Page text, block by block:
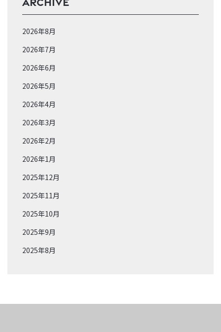
2026年8月
2026年7月
2026年6月
2026年5月
2026年4月
2026年3月
2026年2月
2026年1月
2025年12月
2025年11月
2025年10月
2025年9月
2025年8月